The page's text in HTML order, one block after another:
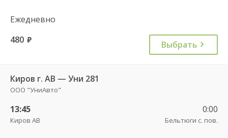
Ежедневно
480 руб. Выбрать
Киров г. АВ — Уни 281
ООО "УниАвто"
13:45
Киров АВ
0:00
Бельтюги с. пов.